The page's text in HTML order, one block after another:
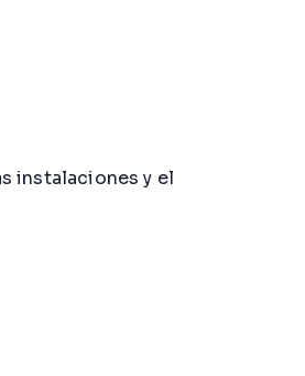
instalaciones y el